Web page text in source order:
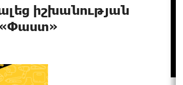
իշխանության